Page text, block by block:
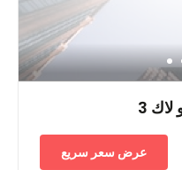
عرض سعر سريع